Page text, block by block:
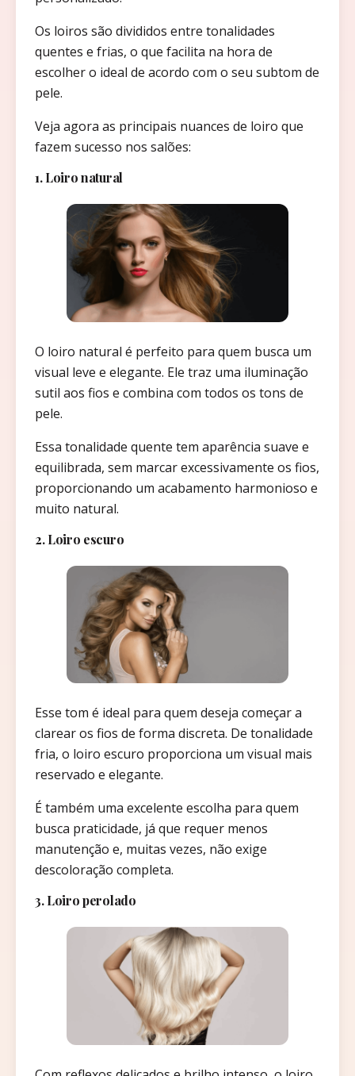
Os loiros são divididos entre tonalidades
quentes e frias, o que facilita na hora de
escolher o ideal de acordo com o seu subtom de
pele.
Veja agora as principais nuances de loiro que
fazem sucesso nos salões:
1. Loiro natural
O loiro natural é perfeito para quem busca um
visual leve e elegante. Ele traz uma iluminação
sutil aos fios e combina com todos os tons de
pele.
Essa tonalidade quente tem aparência suave e
equilibrada, sem marcar excessivamente os fios,
proporcionando um acabamento harmonioso e
muito natural.
2. Loiro escuro
Esse tom é ideal para quem deseja começar a
clarear os fios de forma discreta. De tonalidade
fria, o loiro escuro proporciona um visual mais
reservado e elegante.
É também uma excelente escolha para quem
busca praticidade, já que requer menos
manutenção e, muitas vezes, não exige
descoloração completa.
3. Loiro perolado